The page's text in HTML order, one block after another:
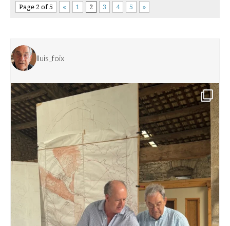
Page 2 of 5 « 1 2 3 4 5 »
lluis_foix